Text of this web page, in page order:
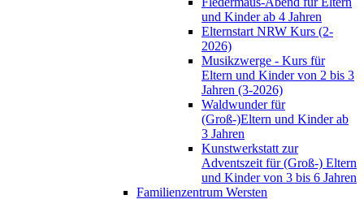
und Kinder ab 4 Jahren
Elternstart NRW Kurs (2-
2026)
Musikzwerge - Kurs für
Eltern und Kinder von 2 bis 3
Jahren (3-2026)
Waldwunder für
(Groß-)Eltern und Kinder ab
3 Jahren
Kunstwerkstatt zur
Adventszeit für (Groß-) Eltern
und Kinder von 3 bis 6 Jahren
Familienzentrum Wersten